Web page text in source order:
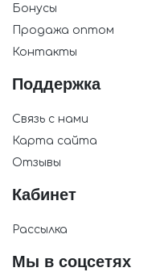
Бонусы
Продажа оптом
Контакты
Поддержка
Связь с нами
Карта сайта
Отзывы
Кабинет
Рассылка
Мы в соцсетях